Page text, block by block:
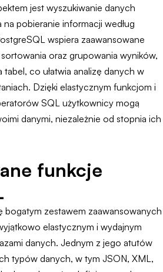
jest wyszukiwanie danych
pobieranie informacji według
wspiera zaawansowane
oraz grupowania wyników,
tabel, co ułatwia analizę danych w
Dzięki elastycznym funkcjom i
SQL użytkownicy mogą
danymi, niezależnie od stopnia ich
funkcje
bogatym zestawem zaawansowanych
elastycznym i wydajnym
danych. Jednym z jego atutów
typów danych, w tym JSON, XML,